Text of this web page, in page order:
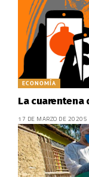
ECONOMÍA
La cuarentena
17 DE MARZO DE 20205